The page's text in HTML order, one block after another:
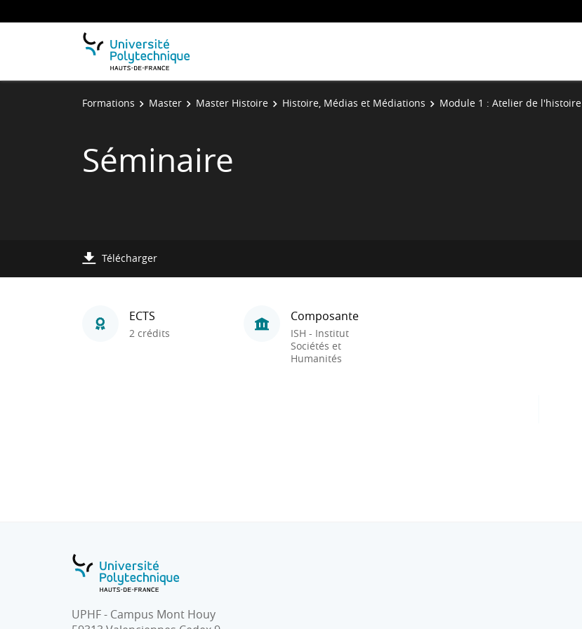
Formations Master Master Histoire Histoire, Médias et Médiations Module 1 : Atelier de l'histoire
Séminaire
Télécharger
ECTS
2 crédits
Composante
ISH - Institut
Sociétés et
Humanités
UPHF - Campus Mont Houy